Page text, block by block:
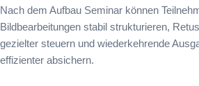
Nach dem Aufbau Seminar können
Bildbearbeitungen stabil strukturieren,
gezielter steuern und wiederkehrende
effizienter absichern.